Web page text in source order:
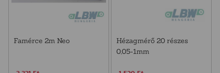
Famérce 2m Neo
Hézagmérő 20 részes
0,05-1mm